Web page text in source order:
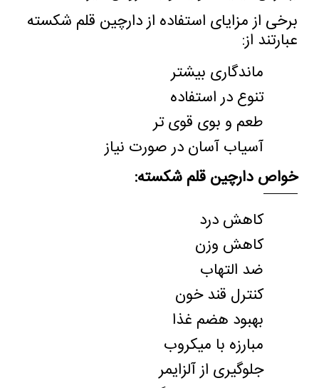
برخی از مزایای استفاده از دارچین قلم شکسته
عبارتند از:
ماندگاری بیشتر
تنوع در استفاده
طعم و بوی قوی تر
آسیاب آسان در صورت نیاز
خواص دارچین قلم شکسته:
کاهش درد
کاهش وزن
ضد التهاب
کنترل قند خون
بهبود هضم غذا
مبارزه با میکروب
جلوگیری از آلزایمر